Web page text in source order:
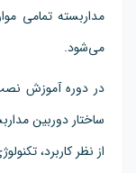
مداربسته تمامی
می‌شود.
در دوره آموزش نصب
ساختار دوربین
از نظر کاربرد،